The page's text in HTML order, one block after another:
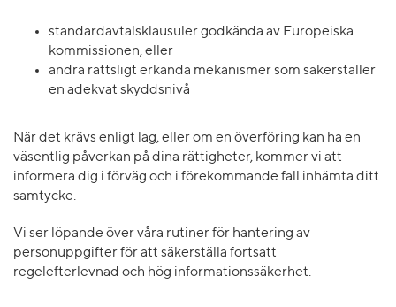
standardavtalsklausuler godkända av Europeiska
kommissionen, eller
andra rättsligt erkända mekanismer som säkerställer
en adekvat skyddsnivå
När det krävs enligt lag, eller om en överföring kan ha en
väsentlig påverkan på dina rättigheter, kommer vi att
informera dig i förväg och i förekommande fall inhämta ditt
samtycke.
Vi ser löpande över våra rutiner för hantering av
personuppgifter för att säkerställa fortsatt
regelefterlevnad och hög informationssäkerhet.